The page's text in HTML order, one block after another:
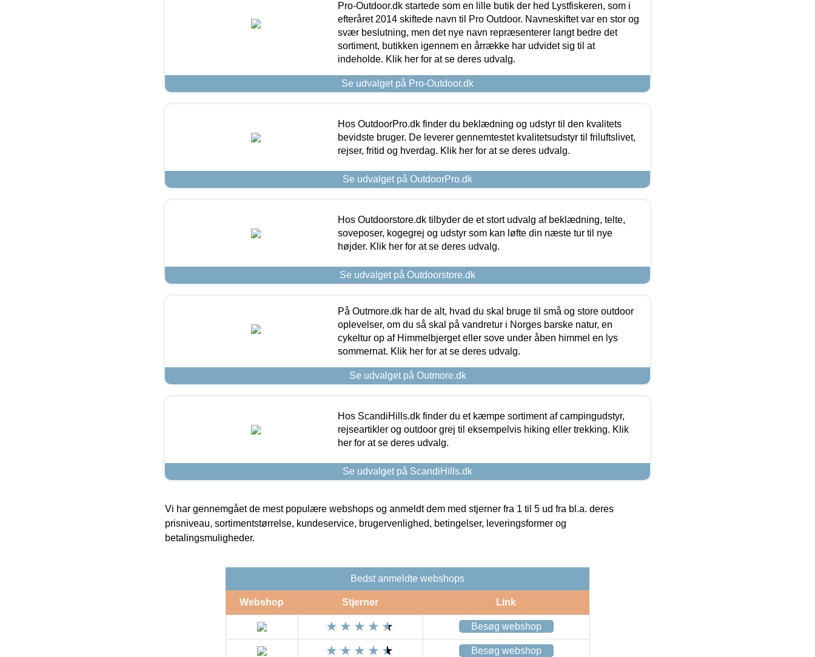
Pro-Outdoor.dk startede som en lille butik der hed Lystfiskeren, som i
efteråret 2014 skiftede navn til Pro Outdoor. Navneskiftet var en stor og
svær beslutning, men det nye navn repræsenterer langt bedre det
sortiment, butikken igennem en årrække har udvidet sig til at
indeholde. Klik her for at se deres udvalg.
Se udvalget på Pro-Outdoor.dk
Hos OutdoorPro.dk finder du beklædning og udstyr til den kvalitets
bevidste bruger. De leverer gennemtestet kvalitetsudstyr til friluftslivet,
rejser, fritid og hverdag. Klik her for at se deres udvalg.
Se udvalget på OutdoorPro.dk
Hos Outdoorstore.dk tilbyder de et stort udvalg af beklædning, telte,
soveposer, kogegrej og udstyr som kan løfte din næste tur til nye
højder. Klik her for at se deres udvalg.
Se udvalget på Outdoorstore.dk
På Outmore.dk har de alt, hvad du skal bruge til små og store outdoor
oplevelser, om du så skal på vandretur i Norges barske natur, en
cykeltur op af Himmelbjerget eller sove under åben himmel en lys
sommernat. Klik her for at se deres udvalg.
Se udvalget på Outmore.dk
Hos ScandiHills.dk finder du et kæmpe sortiment af campingudstyr,
rejseartikler og outdoor grej til eksempelvis hiking eller trekking. Klik
her for at se deres udvalg.
Se udvalget på ScandiHills.dk
Vi har gennemgået de mest populære webshops og anmeldt dem med stjerner fra 1 til 5 ud fra bl.a. deres
prisniveau, sortimentstørrelse, kundeservice, brugervenlighed, betingelser, leveringsformer og
betalingsmuligheder.
Bedst anmeldte webshops
Webshop Stjerner Link
Besøg webshop
Besøg webshop